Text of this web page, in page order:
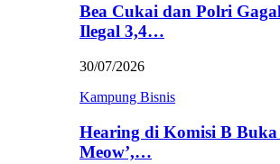
Bea Cukai dan Polri
Ilegal 3,4…
30/07/2026
Kampung Bisnis
Hearing di Komisi B
Meow’,…